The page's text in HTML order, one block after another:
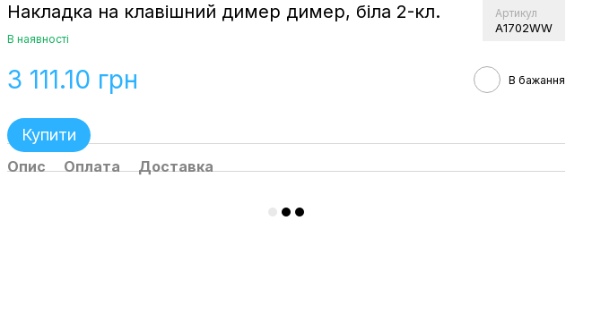
Накладка на клавішний димер димер, біла 2-кл. Артикул
A1702WW
В наявності
3 111.10 грн В бажання
Купити
Опис Оплата Доставка